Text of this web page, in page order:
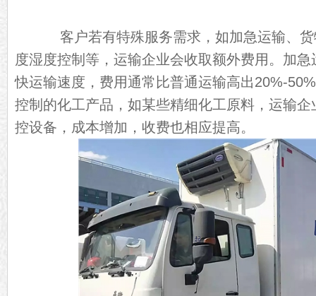
客户若有特殊服务需求，如加急运输、货
度湿度控制等，运输企业会收取额外费用。加
快运输速度，费用通常比普通运输高出20%-
控制的化工产品，如某些精细化工原料，运输
控设备，成本增加，收费也相应提高。